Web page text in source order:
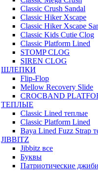
Classic Crush Sandal
Classic Hiker Xscape
Classic Hiker Xscape
Classic Kids Cutie Clog
Classic Platform Lined
STOMP CLOG
SIREN CLOG
ШЛЕПКИ
Flip-Flop
Mellow Recovery Slide
CROCBAND
ТЕПЛЫЕ
Classic Lined теплые
Classic Platform Lined
Baya Lined Fuzz Strap
JIBBITZ
Jibbitz все
Буквы
Патриотические